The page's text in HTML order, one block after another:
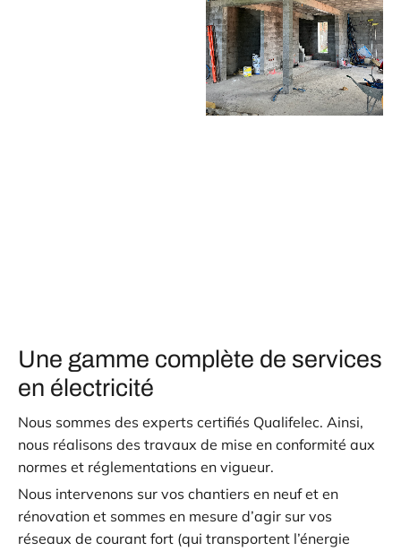
Une gamme complète de services
en électricité
Nous sommes des experts certifiés Qualifelec. Ainsi,
nous réalisons des travaux de mise en conformité aux
normes et réglementations en vigueur.
Nous intervenons sur vos chantiers en neuf et en
rénovation et sommes en mesure d’agir sur vos
réseaux de courant fort (qui transportent l’énergie